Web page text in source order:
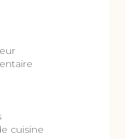
cuisine